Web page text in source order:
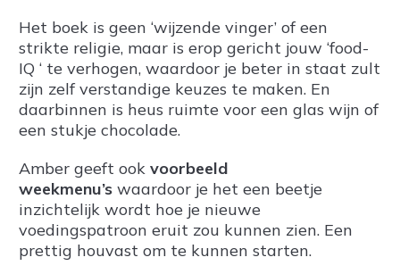
Het boek is geen ‘wijzende vinger’ of een
strikte religie, maar is erop gericht jouw ‘food-
IQ ‘ te verhogen, waardoor je beter in staat zult
zijn zelf verstandige keuzes te maken. En
daarbinnen is heus ruimte voor een glas wijn of
een stukje chocolade.
Amber geeft ook voorbeeld
weekmenu’s waardoor je het een beetje
inzichtelijk wordt hoe je nieuwe
voedingspatroon eruit zou kunnen zien. Een
prettig houvast om te kunnen starten.